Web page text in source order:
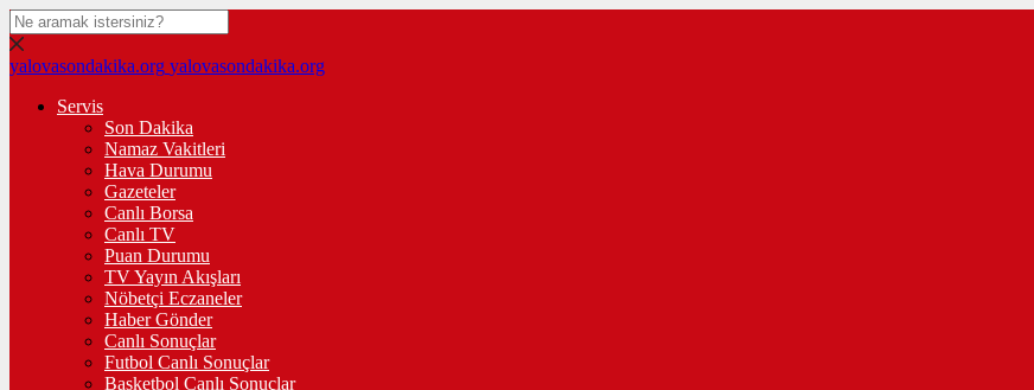
yalovasondakika.org yalovasondakika.org
Servis
Son Dakika
Namaz Vakitleri
Hava Durumu
Gazeteler
Canlı Borsa
Canlı TV
Puan Durumu
TV Yayın Akışları
Nöbetçi Eczaneler
Haber Gönder
Canlı Sonuçlar
Futbol Canlı Sonuçlar
Basketbol Canlı Sonuçlar